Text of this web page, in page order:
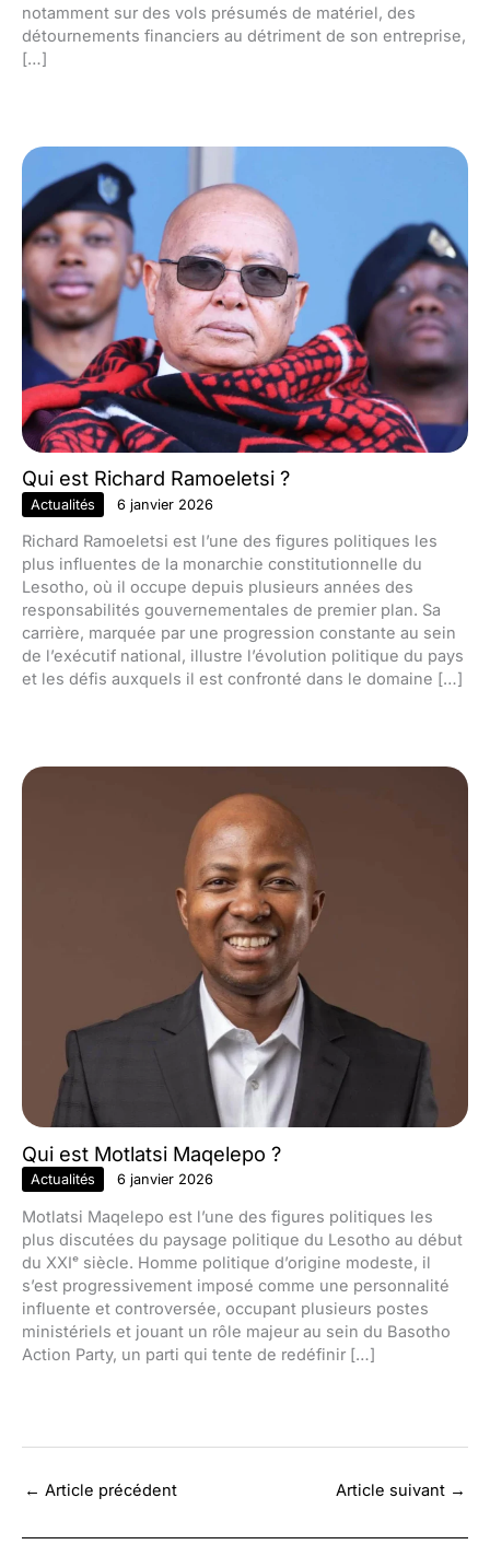
notamment sur des vols présumés de matériel, des
détournements financiers au détriment de son entreprise,
[…]
Qui est Richard Ramoeletsi ?
Actualités 6 janvier 2026
Richard Ramoeletsi est l’une des figures politiques les
plus influentes de la monarchie constitutionnelle du
Lesotho, où il occupe depuis plusieurs années des
responsabilités gouvernementales de premier plan. Sa
carrière, marquée par une progression constante au sein
de l’exécutif national, illustre l’évolution politique du pays
et les défis auxquels il est confronté dans le domaine […]
Qui est Motlatsi Maqelepo ?
Actualités 6 janvier 2026
Motlatsi Maqelepo est l’une des figures politiques les
plus discutées du paysage politique du Lesotho au début
du XXIᵉ siècle. Homme politique d’origine modeste, il
s’est progressivement imposé comme une personnalité
influente et controversée, occupant plusieurs postes
ministériels et jouant un rôle majeur au sein du Basotho
Action Party, un parti qui tente de redéfinir […]
← Article précédent Article suivant →